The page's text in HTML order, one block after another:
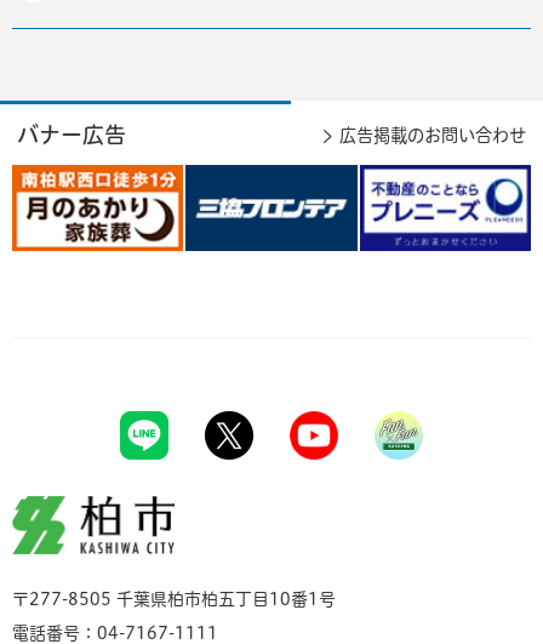
バナー広告 広告掲載のお問い合わせ
柏市
〒277-8505 千葉県柏市柏五丁目10番1号
電話番号：04-7167-1111